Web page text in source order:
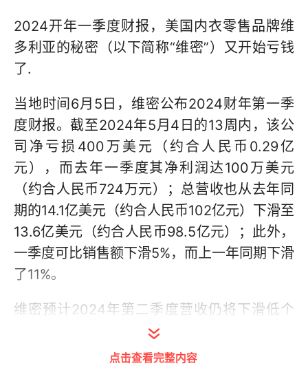
2024开年一季度财报，美国内衣零售品牌维
多利亚的秘密（以下简称“维密”）又开始亏钱
了.
当地时间6月5日，维密公布2024财年第一季
度财报。截至2024年5月4日的13周内，该公
司净亏损400万美元（约合人民币0.29亿
元），而去年一季度其净利润达100万美元
（约合人民币724万元）；总营收也从去年同
期的14.1亿美元（约合人民币102亿元）下滑至
13.6亿美元（约合人民币98.5亿元）；此外，
一季度可比销售额下滑5%，而上一年同期下滑
了11%。
维密预计2024年第二季度营收仍将下滑低个
位数，毛利率持平。2024财年52周的营收预
计达60亿美元（约合人民币435亿元），较
点击查看完整内容